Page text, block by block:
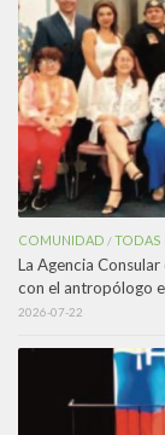
COMUNIDAD /TODAS
La Agencia
con el antropólogo
2026-07-22